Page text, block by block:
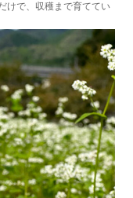
けで、収穫まで育ててい